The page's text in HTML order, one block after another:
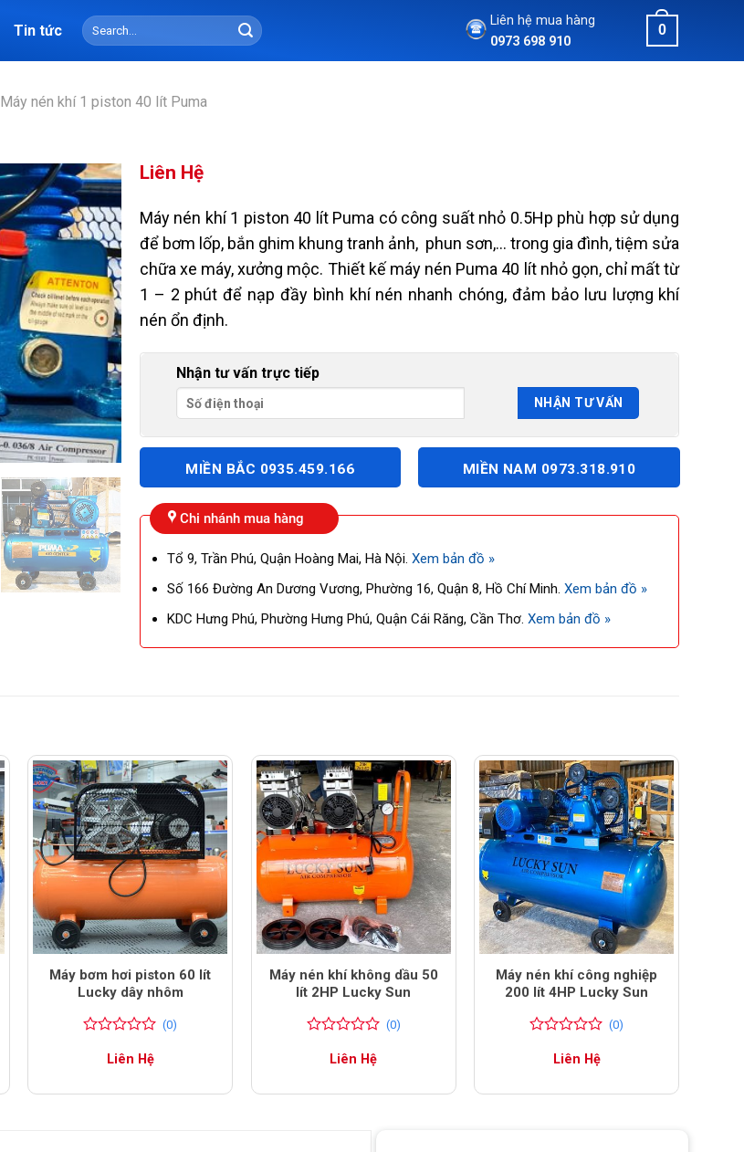
Tin tức
Search
for:
Liên hệ mua hàng
0973 698 910
0
Máy nén khí 1 piston 40 lít Puma
Liên Hệ
Máy nén khí 1 piston 40 lít Puma có công suất nhỏ 0.5Hp phù hợp sử dụng
để bơm lốp, bắn ghim khung tranh ảnh, phun sơn,… trong gia đình, tiệm sửa
chữa xe máy, xưởng mộc. Thiết kế máy nén Puma 40 lít nhỏ gọn, chỉ mất từ
1 – 2 phút để nạp đầy bình khí nén nhanh chóng, đảm bảo lưu lượng khí
nén ổn định.
Nhận tư vấn trực tiếp
MIỀN BẮC 0935.459.166 MIỀN NAM 0973.318.910
Chi nhánh mua hàng
Tổ 9, Trần Phú, Quận Hoàng Mai, Hà Nội.Xem bản đồ »
Số 166 Đường An Dương Vương, Phường 16, Quận 8, Hồ Chí Minh.Xem bản đồ »
KDC Hưng Phú, Phường Hưng Phú, Quận Cái Răng, Cần Thơ.Xem bản đồ »
Máy bơm hơi piston 60 lít
Lucky dây nhôm
(0)
Liên Hệ
Máy nén khí không dầu 50
lít 2HP Lucky Sun
(0)
Liên Hệ
Máy nén khí công nghiệp
200 lít 4HP Lucky Sun
(0)
Liên Hệ